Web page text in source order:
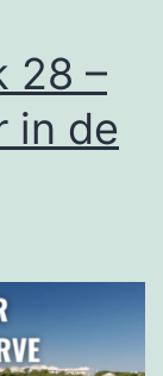
28 –
in de